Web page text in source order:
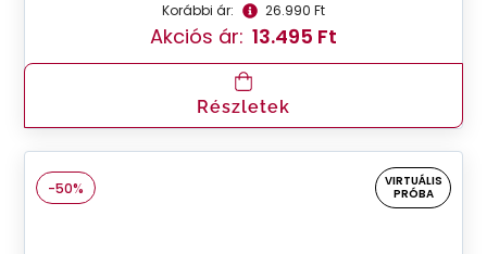
Korábbi ár: 26.990 Ft
Akciós ár: 13.495 Ft
Részletek
-50%
VIRTUÁLIS
PRÓBA